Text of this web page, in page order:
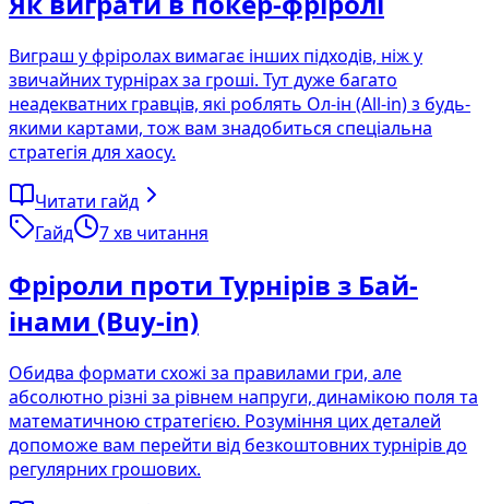
Виграш у фріролах вимагає інших підходів, ніж у
звичайних турнірах за гроші. Тут дуже багато
неадекватних гравців, які роблять Ол-ін (All-in) з будь-
якими картами, тож вам знадобиться спеціальна
стратегія для хаосу.
Читати гайд
Гайд
7хв читання
Фріроли проти Турнірів з Бай-
інами (Buy-in)
Обидва формати схожі за правилами гри, але
абсолютно різні за рівнем напруги, динамікою поля та
математичною стратегією. Розуміння цих деталей
допоможе вам перейти від безкоштовних турнірів до
регулярних грошових.